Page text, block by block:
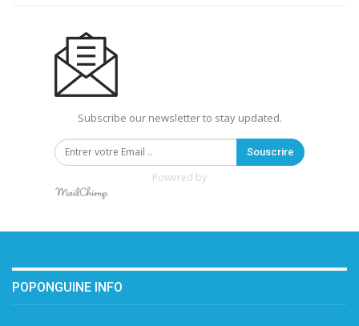
Subscribe our newsletter to stay updated.
Souscrire
Powered by
POPONGUINE INFO